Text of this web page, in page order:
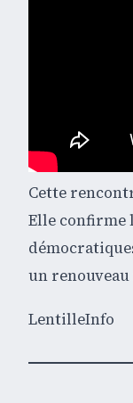
Cette
Elle confirme
un
LentilleInfo